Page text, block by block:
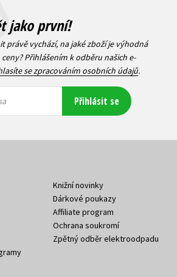
jako první!
právě vychází, na jaké zboží je výhodná
Přihlášením k odběru našich e-
se zpracováním osobních údajů.
Přihlásit se
Knižní novinky
Dárkové poukazy
Affiliate program
Ochrana soukromí
Zpětný odběr elektroodpadu